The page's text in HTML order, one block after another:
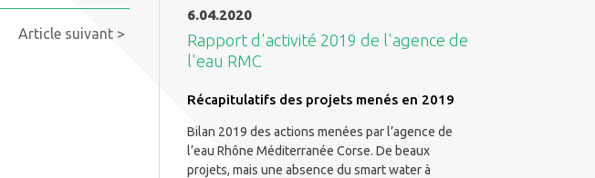
Article suivant >
6.04.2020
Rapport d'activité 2019 de l'agence de
l'eau RMC
Récapitulatifs des projets menés en 2019
Bilan 2019 des actions menées par l’agence de
l’eau Rhône Méditerranée Corse. De beaux
projets, mais une absence du smart water à